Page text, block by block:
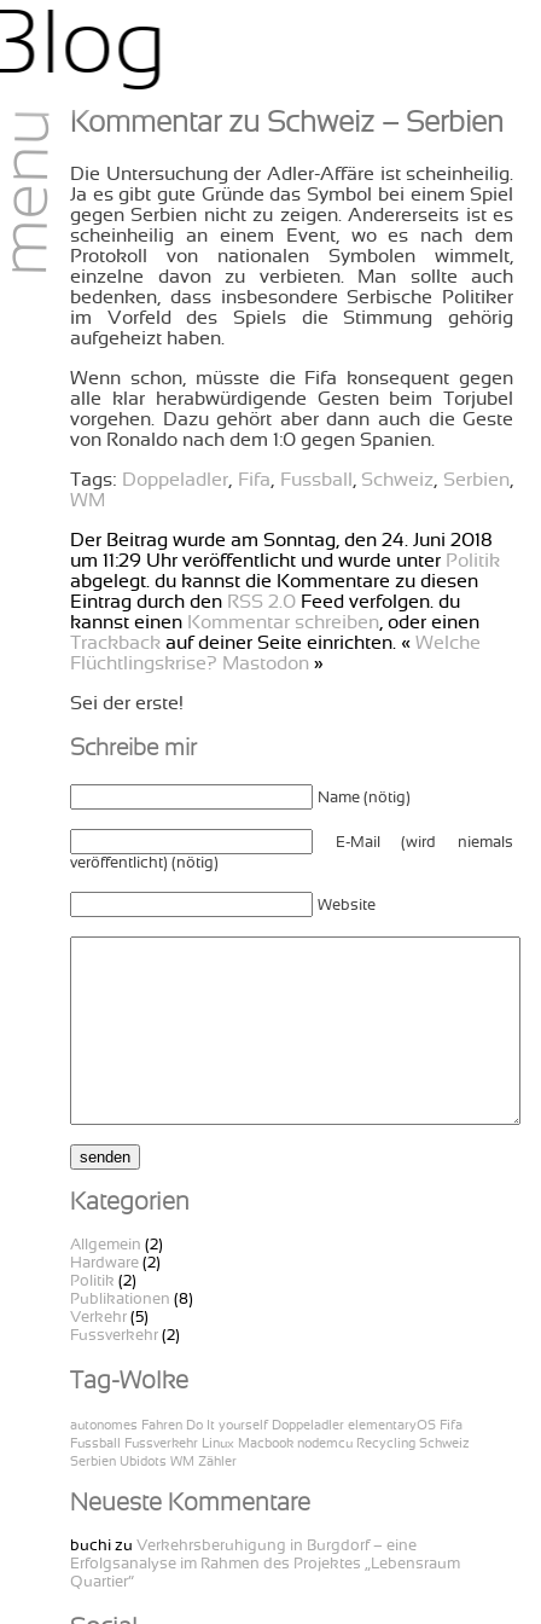
Kommentar zu Schweiz – Serbien
Die Untersuchung der Adler-Affäre ist scheinheilig.
Ja es gibt gute Gründe das Symbol bei einem Spiel
gegen Serbien nicht zu zeigen. Andererseits ist es
scheinheilig an einem Event, wo es nach dem
Protokoll von nationalen Symbolen wimmelt,
einzelne davon zu verbieten. Man sollte auch
bedenken, dass insbesondere Serbische Politiker
im Vorfeld des Spiels die Stimmung gehörig
aufgeheizt haben.
Wenn schon, müsste die Fifa konsequent gegen
alle klar herabwürdigende Gesten beim Torjubel
vorgehen. Dazu gehört aber dann auch die Geste
von Ronaldo nach dem 1:0 gegen Spanien.
Tags: Doppeladler, Fifa Fussball Schweiz Serbien
WM
Der Beitrag wurde am Sonntag, den 24. Juni 2018
um 11:29 Uhr veröffentlicht und wurde unter Politik
abgelegt. du kannst die Kommentare zu diesen
Eintrag durch den RSS 2.0 Feed verfolgen. du
kannst einen Kommentar schreiben , oder einen
Trackback auf deiner Seite einrichten. « Welche
Flüchtlingskrise? Mastodon »
Sei der erste!
Schreibe mir
Name (nötig)
E-Mail (wird niemals
veröffentlicht) (nötig)
Website
Kategorien
Allgemein (2)
Hardware (2)
Politik (2)
Publikationen (8)
Verkehr (5)
Fussverkehr (2)
Tag-Wolke
autonomes Fahren Do It yourself Doppeladler elementaryOS Fifa
Fussball
Fussverkehr Linux Macbook nodemcu Recycling Schweiz
Serbien Ubidots WM Zähler
Neueste Kommentare
buchi zu Verkehrsberuhigung in Burgdorf – eine
Erfolgsanalyse im Rahmen des Projektes „Lebensraum
Quartier“